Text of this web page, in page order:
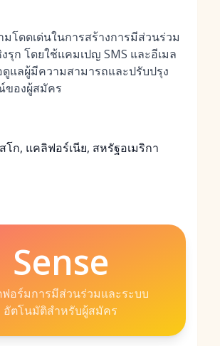
มโดดเด่นในการสร้างการมีส่วนร่วม
รุก โดยใช้แคมเปญ SMS และอีเมล
แลผู้มีความสามารถและปรับปรุง
ของผู้สมัคร
ก, แคลิฟอร์เนีย, สหรัฐอเมริกา
Sense
อร์มการมีส่วนร่วมและระบบ
อัตโนมัติสำหรับผู้สมัคร